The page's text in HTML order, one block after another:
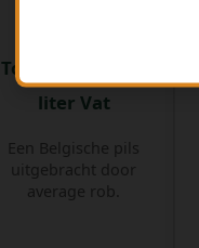
Tout Bien Pils 50
liter Vat
Een Belgische pils
uitgebracht door
average rob.